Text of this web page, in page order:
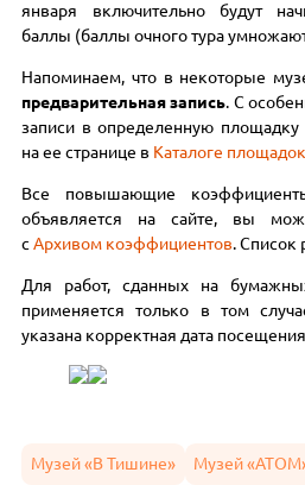
января включительно будут
баллы (баллы очного тура
Напоминаем, что в некоторые
предварительная запись. С
записи в определенную
на ее странице в Каталоге площадок
Все повышающие
объявляется на сайте, вы
сАрхивом коэффициентов. Список
Для работ, сданных на
применяется только в том
указана корректная дата
Музей «В Тишине» Музей